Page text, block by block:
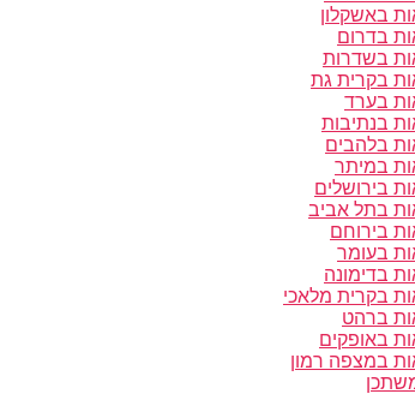
באשקלון
בדרום
בשדרות
בקרית גת
בערד
בנתיבות
בלהבים
במיתר
בירושלים
בתל אביב
בירוחם
בעומר
בדימונה
בקרית מלאכי
ברהט
באופקים
במצפה רמון